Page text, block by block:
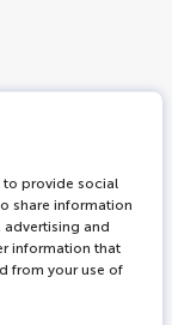
to provide social
share information
advertising and
information that
from your use of